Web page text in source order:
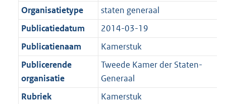
Organisatietype
staten generaal
Publicatiedatum
2014-03-19
Publicatienaam
Kamerstuk
Publicerende
organisatie
Tweede Kamer der Staten-
Generaal
Rubriek
Kamerstuk